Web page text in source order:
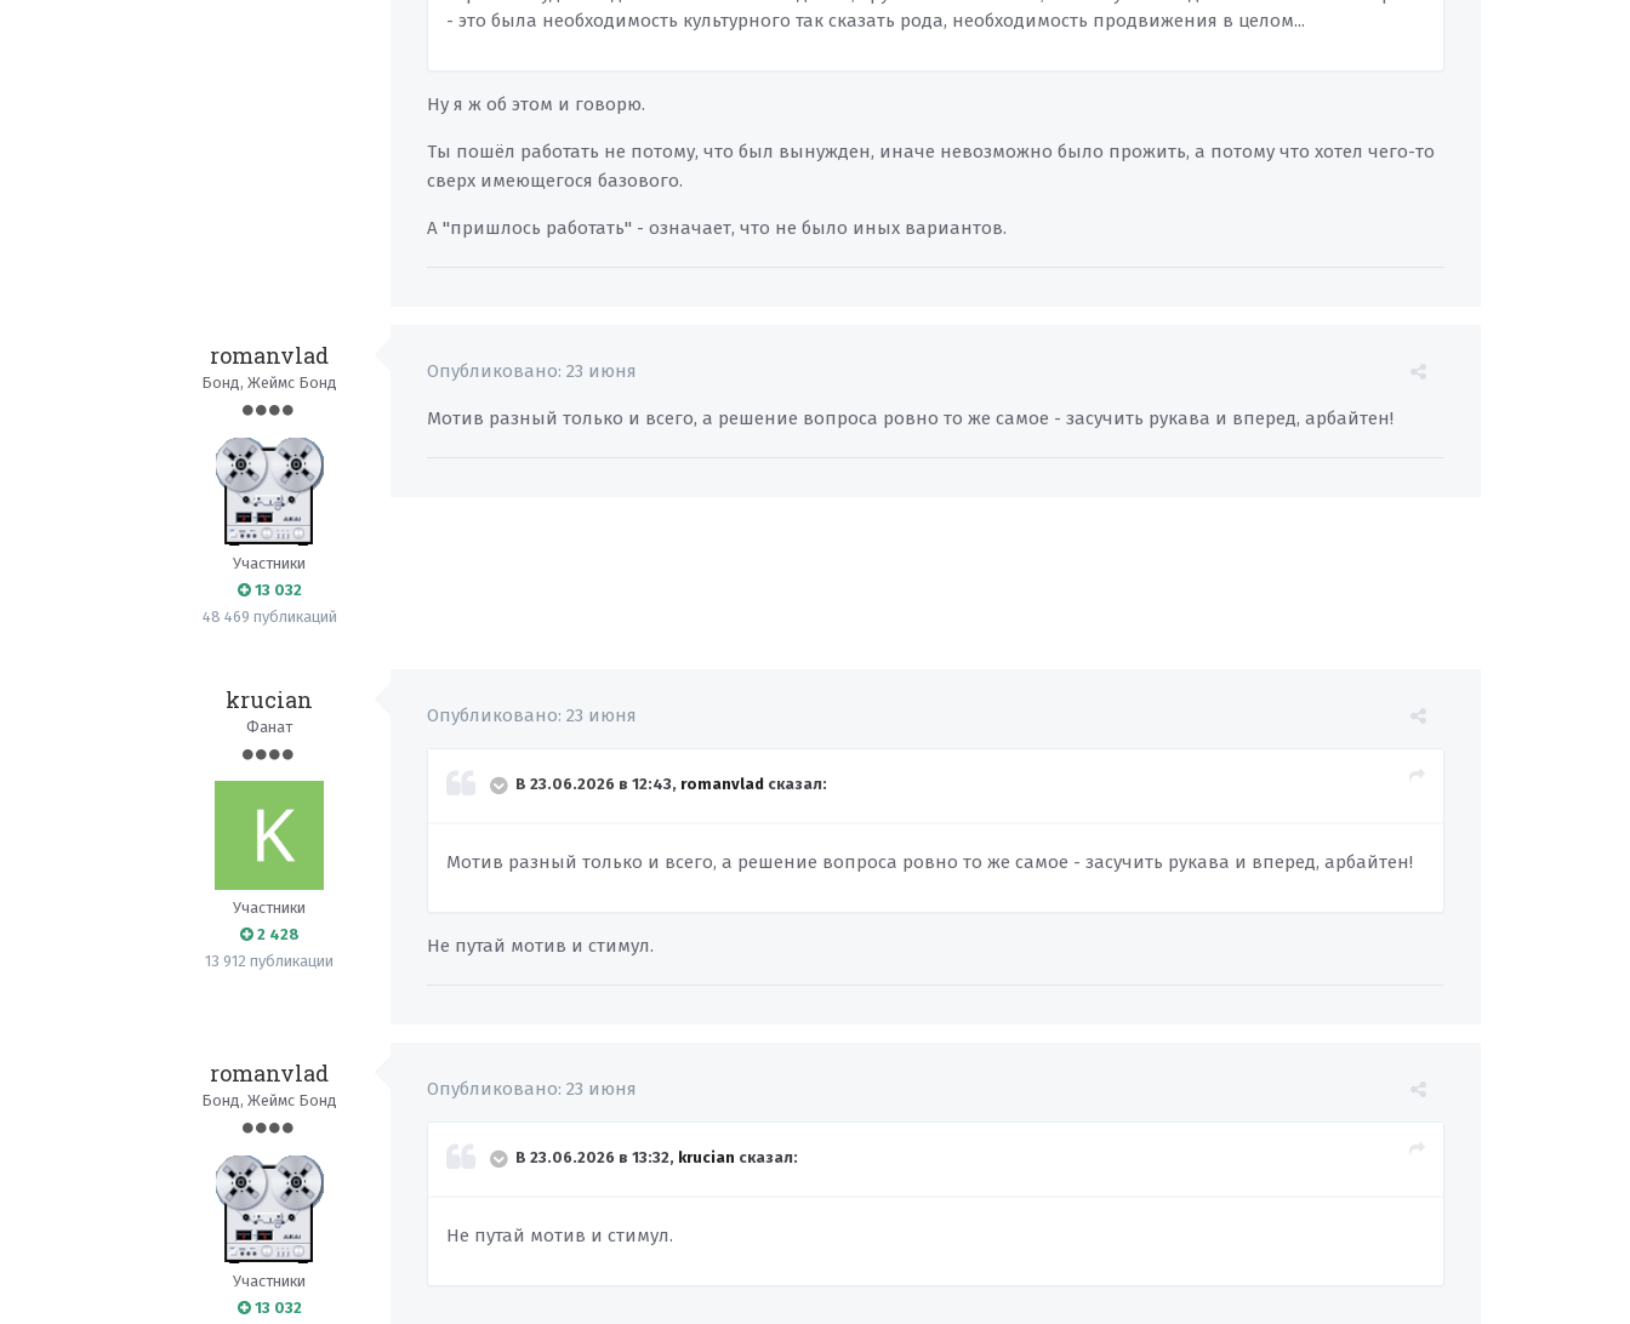
- это была необходимость культурного так сказать рода, необходимость продвижения в целом...
Ну я ж об этом и говорю.
Ты пошёл работать не потому, что был вынужден, иначе невозможно было прожить, а потому что хотел чего-то
сверх имеющегося базового.
А "пришлось работать" - означает, что не было иных вариантов.
romanvlad
Бонд, Жеймс Бонд
Участники
13 032
48 469 публикаций
Опубликовано:23 июня
Мотив разный только и всего, а решение вопроса ровно то же самое - засучить рукава и вперед, арбайтен!
krucian
Фанат
Участники
2 428
13 912 публикации
Опубликовано:23 июня
В 23.06.2026 в 12:43, romanvlad сказал:
Мотив разный только и всего, а решение вопроса ровно то же самое - засучить рукава и вперед, арбайтен!
Не путай мотив и стимул.
romanvlad
Бонд, Жеймс Бонд
Участники
13 032
Опубликовано:23 июня
В 23.06.2026 в 13:32, krucian сказал:
Не путай мотив и стимул.